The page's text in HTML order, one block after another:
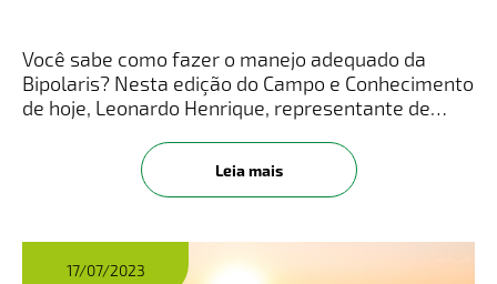
Você sabe como fazer o manejo adequado da
Bipolaris? Nesta edição do Campo e Conhecimento
de hoje, Leonardo Henrique, representante de
Tech, traz informações sobre o assunto.Veja o
vídeo completo no Instagram!
Leia mais
17/07/2023